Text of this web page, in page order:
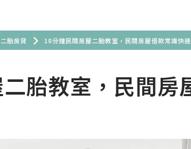
二胎房貸 10分鐘民間房屋二胎教室，民間房屋借款常識快
胎教室，民間房